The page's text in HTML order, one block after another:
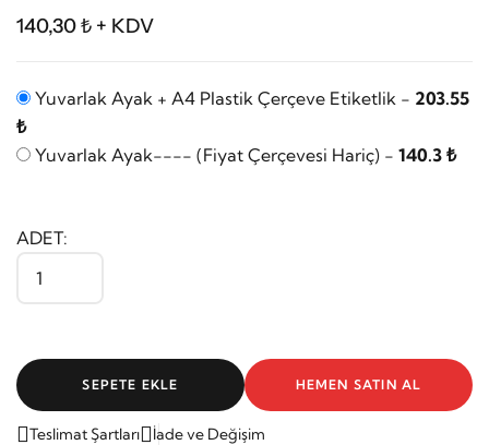
140,30 ₺ + KDV
Yuvarlak Ayak + A4 Plastik Çerçeve Etiketlik - 203.55
₺
Yuvarlak Ayak---- (Fiyat Çerçevesi Hariç) - 140.3 ₺
ADET:
SEPETE EKLE HEMEN SATIN AL
Teslimat Şartları İade ve Değişim